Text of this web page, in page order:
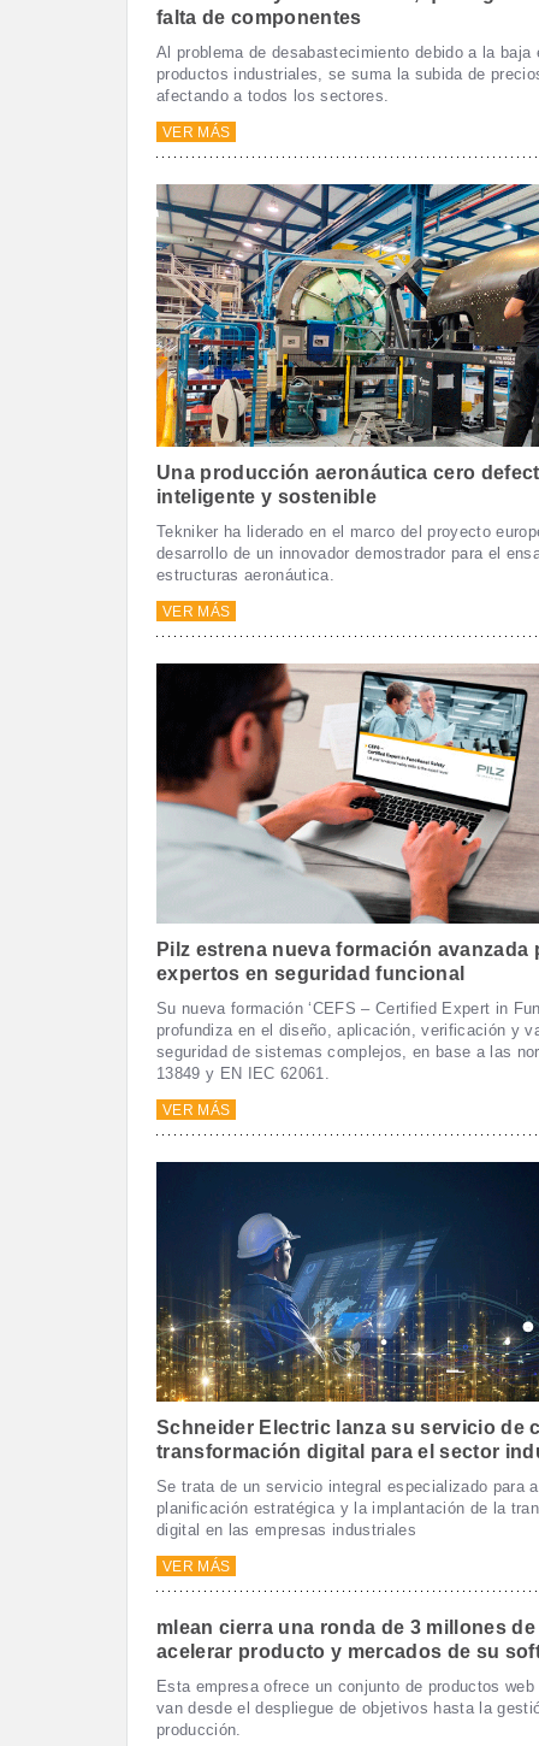
falta de componentes
Al problema de desabastecimiento debido a la baja
productos industriales, se suma la subida de
afectando a todos los sectores.
VER MÁS
Una producción aeronáutica cero
inteligente y sostenible
Tekniker ha liderado en el marco del proyecto
desarrollo de un innovador demostrador para el
estructuras aeronáutica.
VER MÁS
Pilz estrena nueva formación avanzada
expertos en seguridad funcional
Su nueva formación ‘CEFS – Certified Expert in
profundiza en el diseño, aplicación, verificación y
seguridad de sistemas complejos, en base a las
13849 y EN IEC 62061.
VER MÁS
Schneider Electric lanza su servicio de
transformación digital para el sector
Se trata de un servicio integral especializado para
planificación estratégica y la implantación de la
digital en las empresas industriales
VER MÁS
mlean cierra una ronda de 3 millones
acelerar producto y mercados de su
Esta empresa ofrece un conjunto de productos
van desde el despliegue de objetivos hasta la
producción.